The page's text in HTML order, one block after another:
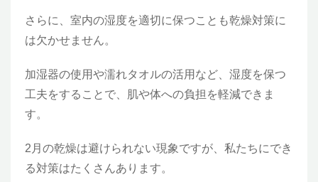
さらに、室内の湿度を適切に保つことも乾燥対策に
は欠かせません。
加湿器の使用や濡れタオルの活用など、湿度を保つ
工夫をすることで、肌や体への負担を軽減できま
す。
2月の乾燥は避けられない現象ですが、私たちにでき
る対策はたくさんあります。